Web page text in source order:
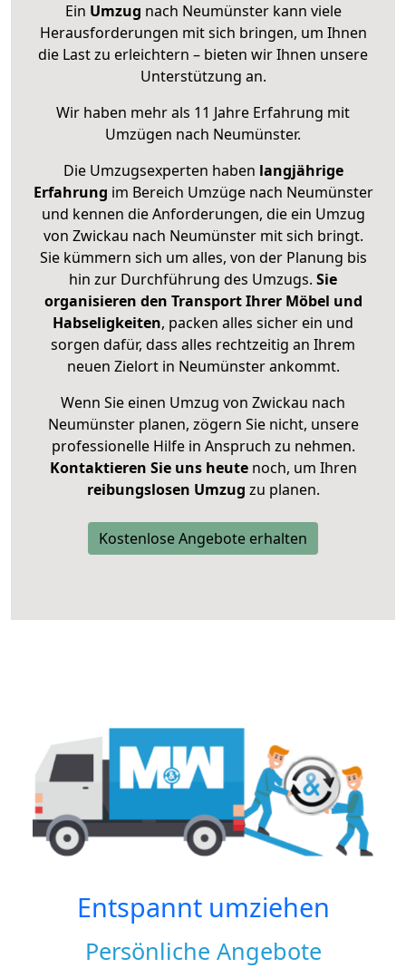
Ein Umzug nach Neumünster kann viele
Herausforderungen mit sich bringen, um Ihnen
die Last zu erleichtern – bieten wir Ihnen unsere
Unterstützung an.
Wir haben mehr als 11 Jahre Erfahrung mit
Umzügen nach Neumünster.
Die Umzugsexperten haben langjährige
Erfahrung im Bereich Umzüge nach Neumünster
und kennen die Anforderungen, die ein Umzug
von Zwickau nach Neumünster mit sich bringt.
Sie kümmern sich um alles, von der Planung bis
hin zur Durchführung des Umzugs. Sie
organisieren den Transport Ihrer Möbel und
Habseligkeiten, packen alles sicher ein und
sorgen dafür, dass alles rechtzeitig an Ihrem
neuen Zielort in Neumünster ankommt.
Wenn Sie einen Umzug von Zwickau nach
Neumünster planen, zögern Sie nicht, unsere
professionelle Hilfe in Anspruch zu nehmen.
Kontaktieren Sie uns heutenoch, um Ihren
reibungslosen Umzug zu planen.
Kostenlose Angebote erhalten
Entspannt umziehen
Persönliche Angebote